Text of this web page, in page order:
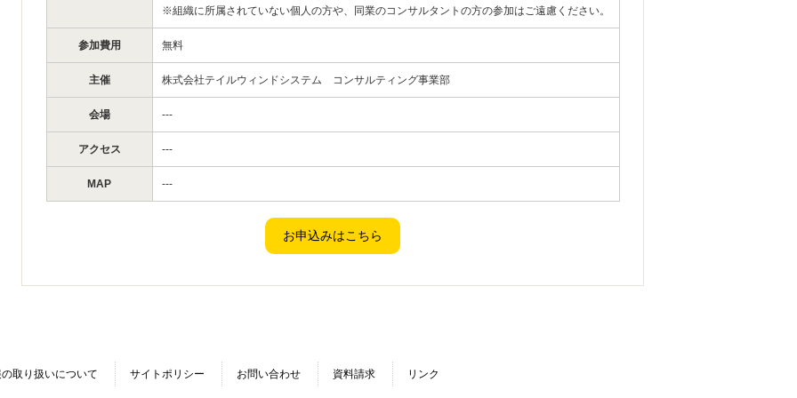
※組織に所属されていない個人の方や、同業のコンサルタントの方の参加はご遠慮ください。
参加費用 無料
主催 株式会社テイルウィンドシステム コンサルティング事業部
会場 ---
アクセス ---
MAP ---
取り扱いについて サイトポリシー お問い合わせ 資料請求 リンク